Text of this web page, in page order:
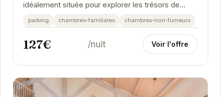
idéalement située pour explorer les trésors de
Noirmoutier-en-l'Île.
parking chambres-familiales chambres-non-fumeurs
127€ /nuit Voir l'offre